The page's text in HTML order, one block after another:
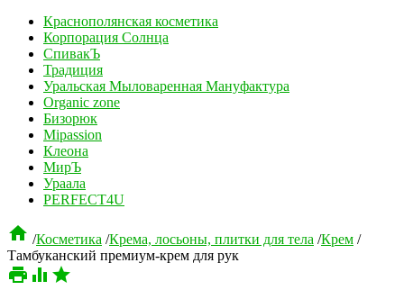
Краснополянская косметика
Корпорация Солнца
СпивакЪ
Традиция
Уральская Мыловаренная Мануфактура
Organic zone
Бизорюк
Mipassion
Клеона
МирЪ
Ураала
PERFECT4U
 /Косметика /Крема, лосьоны, плитки для тела /Крем /
Тамбуканский премиум-крем для рук
  